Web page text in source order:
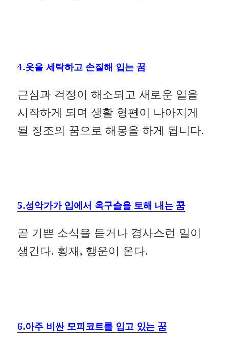
4.옷을 세탁하고 손질해 입는 꿈
근심과 걱정이 해소되고 새로운 일을
시작하게 되며 생활 형편이 나아지게
될 징조의 꿈으로 해몽을 하게 됩니다.
5.성악가가 입에서 옥구슬을 토해 내는 꿈
곧 기쁜 소식을 듣거나 경사스런 일이
생긴다. 횡재, 행운이 온다.
6.아주 비싼 모피코트를 입고 있는 꿈